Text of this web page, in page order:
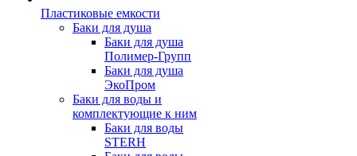
Пластиковые емкости
Баки для душа
Баки для душа
Полимер-Групп
Баки для душа
ЭкоПром
Баки для воды и
комплектующие к ним
Баки для воды
STERH